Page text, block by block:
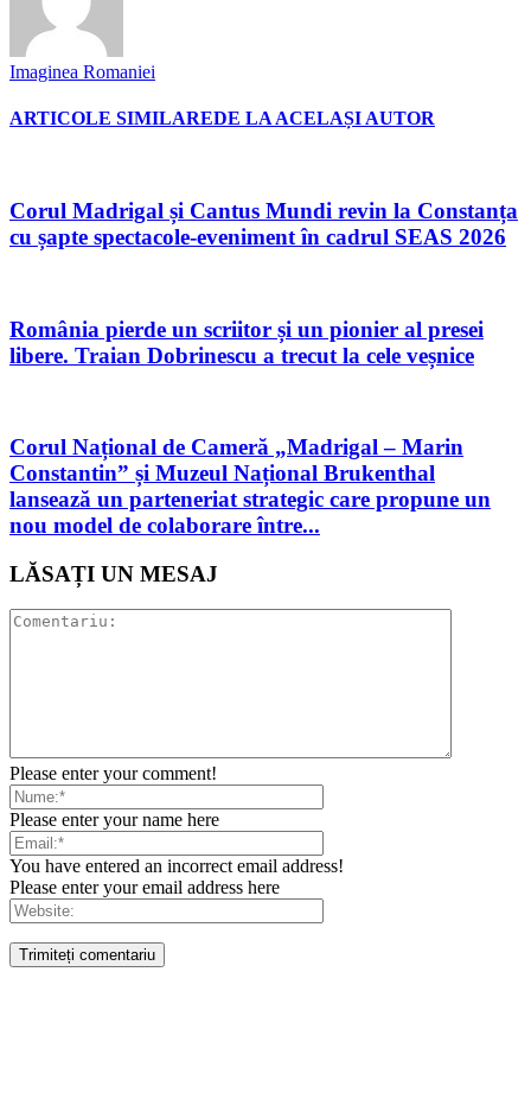
Imaginea Romaniei
ARTICOLE SIMILAREDE LA ACELAȘI AUTOR
Corul Madrigal și Cantus Mundi revin la Constanța
cu șapte spectacole-eveniment în cadrul SEAS 2026
România pierde un scriitor și un pionier al presei
libere. Traian Dobrinescu a trecut la cele veșnice
Corul Național de Cameră „Madrigal – Marin
Constantin” și Muzeul Național Brukenthal
lansează un parteneriat strategic care propune un
nou model de colaborare între...
LĂSAȚI UN MESAJ
Please enter your comment!
Please enter your name here
You have entered an incorrect email address!
Please enter your email address here